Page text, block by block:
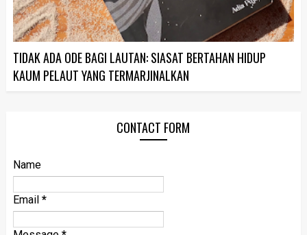
TIDAK ADA ODE BAGI LAUTAN: SIASAT BERTAHAN HIDUP
KAUM PELAUT YANG TERMARJINALKAN
CONTACT FORM
Name
Email *